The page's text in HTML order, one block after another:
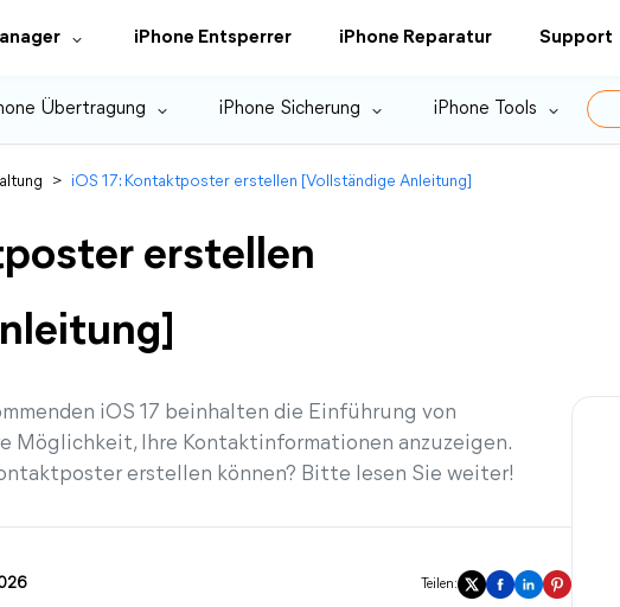
iPhone Entsperrer iPhone Reparatur Support
Übertragung iPhone Sicherung iPhone Tools
> iOS 17: Kontaktposter erstellen [Vollständige Anleitung]
erstellen
iOS 17 beinhalten die Einführung von
Möglichkeit, Ihre Kontaktinformationen anzuzeigen.
erstellen können? Bitte lesen Sie weiter!
Teilen: